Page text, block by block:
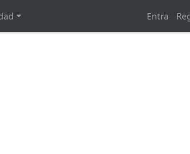
Entra